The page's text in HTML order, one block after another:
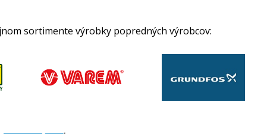
sortimente výrobky popredných výrobcov: